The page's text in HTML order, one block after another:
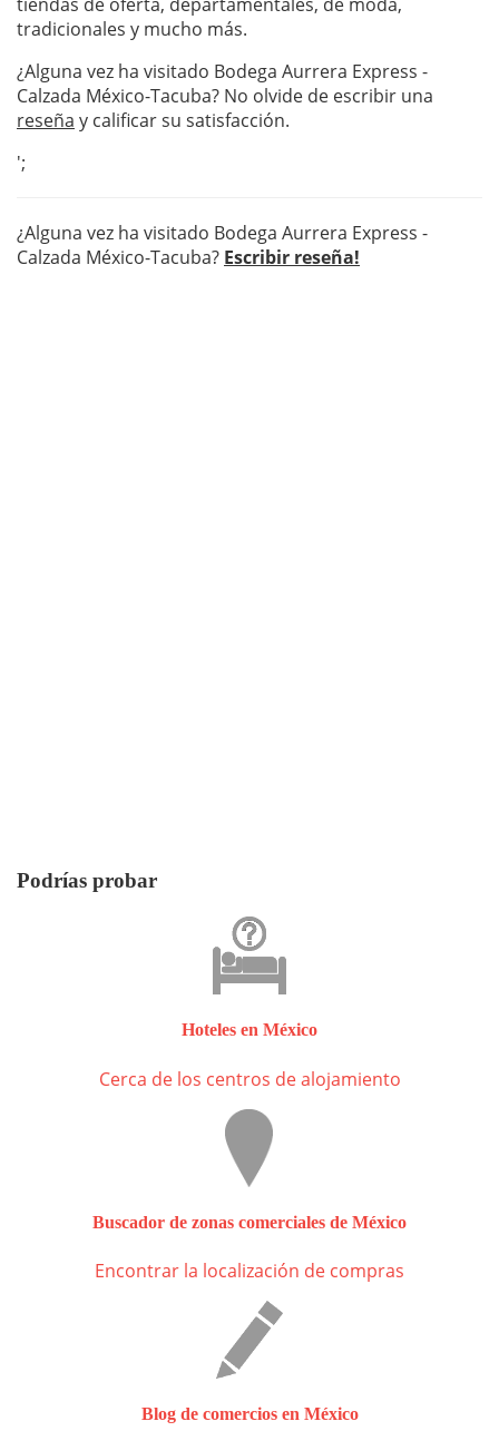
tradicionales y mucho más.
¿Alguna vez ha visitado Bodega Aurrera Express -
Calzada México-Tacuba? No olvide de escribir una
reseña y calificar su satisfacción.
';
¿Alguna vez ha visitado Bodega Aurrera Express -
Calzada México-Tacuba? Escribir reseña!
Podrías probar
Hoteles en México
Cerca de los centros de alojamiento
Buscador de zonas comerciales de México
Encontrar la localización de compras
Blog de comercios en México